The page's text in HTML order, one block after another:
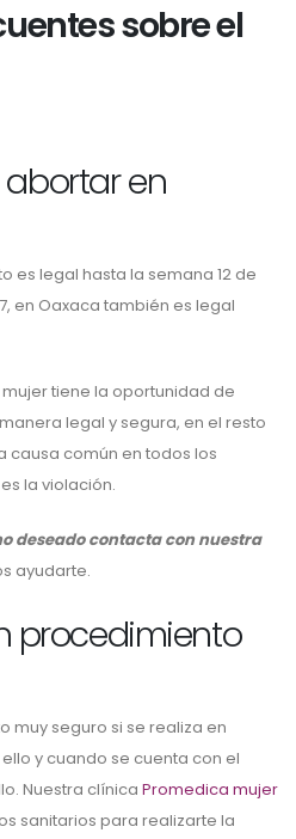
sobre el
en
es legal hasta la semana 12 de
en Oaxaca también es legal
tiene la oportunidad de
legal y segura, en el resto
causa común en todos los
la violación.
deseado contacta con nuestra
ayudarte.
procedimiento
muy seguro si se realiza en
y cuando se cuenta con el
Nuestra clínica Promedica mujer
sanitarios para realizarte la